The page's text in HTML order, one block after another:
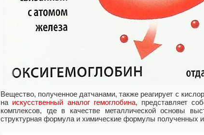
Вещество, полученное датчанами, также реагирует с
на искусственный аналог гемоглобина, представляет
комплексов, где в качестве металлической основы
структурная формула и химические формулы полученных